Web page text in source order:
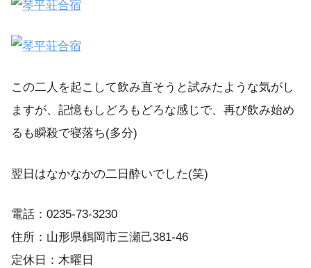
この二人を起こして飲み直そうと試みたような気がし
ますが、記憶もしどろもどろな感じで、再び飲み始め
るも瞬殺で寝落ち(多分)
翌日はなかなかの二日酔いでした(笑)
電話：0235-73-3230
住所：山形県鶴岡市三瀬己381-46
定休日：木曜日